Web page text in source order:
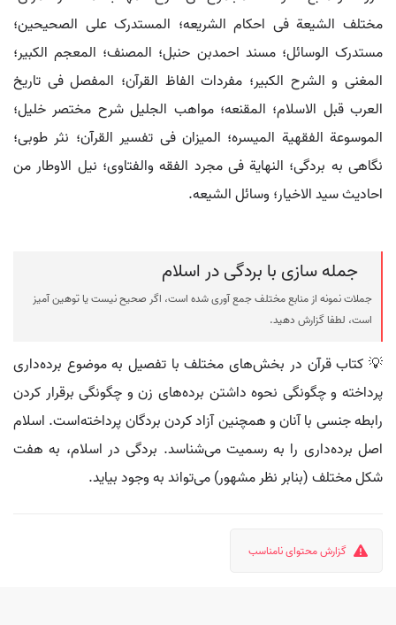
مختلف الشیعة فی احکام الشریعه؛ المستدرک علی الصحیحین؛
مستدرک الوسائل؛ مسند احمدبن حنبل؛ المصنف؛ المعجم الکبیر؛
المغنی و الشرح الکبیر؛ مفردات الفاظ القرآن؛ المفصل فی تاریخ
العرب قبل الاسلام؛ المقنعه؛ مواهب الجلیل شرح مختصر خلیل؛
الموسوعة الفقهیة المیسره؛ المیزان فی تفسیر القرآن؛ نثر طوبی؛
نگاهی به بردگی؛ النهایة فی مجرد الفقه والفتاوی؛ نیل الاوطار من
احادیث سید الاخیار؛ وسائل الشیعه.
جمله سازی با بردگی در اسلام
جملات نمونه از منابع مختلف جمع آوری شده است، اگر صحیح نیست یا توهین آمیز
است، لطفا گزارش دهید.
💡 کتاب قرآن در بخش‌های مختلف با تفصیل به موضوع برده‌داری
پرداخته و چگونگی نحوه داشتن برده‌های زن و چگونگی برقرار کردن
رابطه جنسی با آنان و همچنین آزاد کردن بردگان پرداخته‌است. اسلام
اصل برده‌داری را به رسمیت می‌شناسد. بردگی در اسلام، به هفت
شکل مختلف (بنابر نظر مشهور) می‌تواند به وجود بیاید.
گزارش محتوای نامناسب